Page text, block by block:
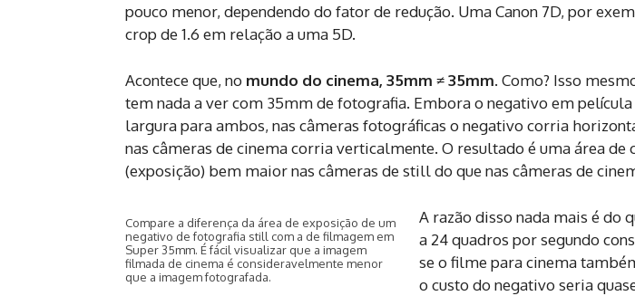
pouco menor, dependendo do fator de redução. Uma Canon 7D, por
crop de 1.6 em relação a uma 5D.
Acontece que, no mundo do cinema, 35mm ≠ 35mm. Como? Isso
tem nada a ver com 35mm de fotografia. Embora o negativo em
largura para ambos, nas câmeras fotográficas o negativo corria
nas câmeras de cinema corria verticalmente. O resultado é uma área de
(exposição) bem maior nas câmeras de still do que nas câmeras de
Compare a diferença da área de exposição de um
negativo de fotografia still com a de filmagem em
Super 35mm. É fácil visualizar que a imagem
filmada de cinema é consideravelmente menor
que a imagem fotografada.
A razão disso nada mais é do
a 24 quadros por segundo
se o filme para cinema
o custo do negativo seria